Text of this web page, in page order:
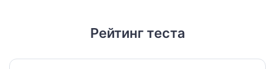
Рейтинг теста